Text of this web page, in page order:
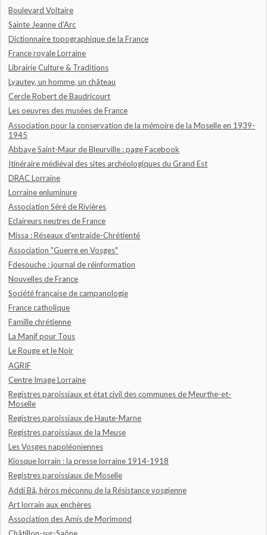
Boulevard Voltaire
Sainte Jeanne d'Arc
Dictionnaire topographique de la France
France royale Lorraine
Librairie Culture & Traditions
Lyautey, un homme, un château
Cercle Robert de Baudricourt
Les oeuvres des musées de France
Association pour la conservation de la mémoire de la Moselle en 1939-
1945
Abbaye Saint-Maur de Bleurville : page Facebook
Itinéraire médiéval des sites archéologiques du Grand Est
DRAC Lorraine
Lorraine enluminure
Association Séré de Rivières
Eclaireurs neutres de France
Missa : Réseaux d'entraide-Chrétienté
Association "Guerre en Vosges"
Fdesouche : journal de réinformation
Nouvelles de France
Société française de campanologie
France catholique
Famille chrétienne
La Manif pour Tous
Le Rouge et le Noir
AGRIF
Centre Image Lorraine
Registres paroissiaux et état civil des communes de Meurthe-et-
Moselle
Registres paroissiaux de Haute-Marne
Registres paroissiaux de la Meuse
Les Vosges napoléoniennes
Kiosque lorrain : la presse lorraine 1914-1918
Registres paroissiaux de Moselle
Addi Bâ, héros méconnu de la Résistance vosgienne
Art lorrain aux enchères
Association des Amis de Morimond